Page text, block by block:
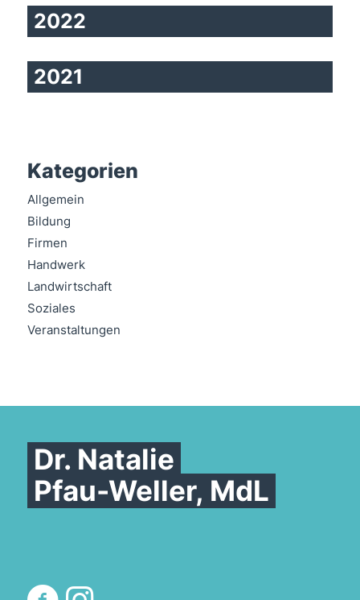
2022
2021
Kategorien
Allgemein
Bildung
Firmen
Handwerk
Landwirtschaft
Soziales
Veranstaltungen
Dr. Natalie
Pfau-Weller, MdL